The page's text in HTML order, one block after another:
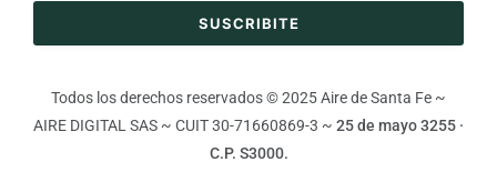
SUSCRIBITE
Todos los derechos reservados © 2025 Aire de Santa Fe ~
AIRE DIGITAL SAS ~ CUIT 30-71660869-3 ~ 25 de mayo 3255 ·
C.P. S3000.